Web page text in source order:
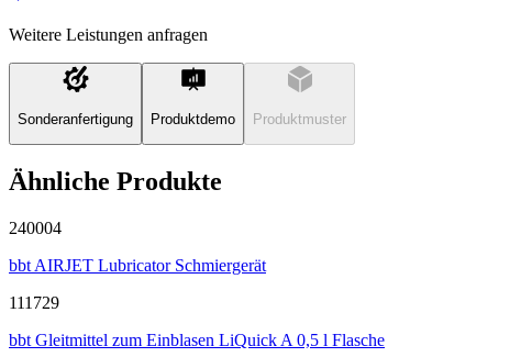
Weitere Leistungen anfragen
Sonderanfertigung Produktdemo Produktmuster
Ähnliche Produkte
240004
bbt AIRJET Lubricator Schmiergerät
111729
bbt Gleitmittel zum Einblasen LiQuick A 0,5 l Flasche